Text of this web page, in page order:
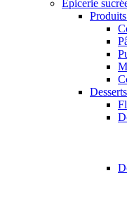
Épicerie
Desserts